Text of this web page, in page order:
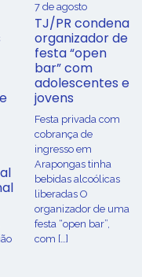
7 de agosto
TJ/PR condena
organizador de
festa “open
bar” com
adolescentes e
jovens
Festa privada com
cobrança de
ingresso em
Arapongas tinha
bebidas alcoólicas
liberadas O
organizador de uma
festa “open bar”,
com […]